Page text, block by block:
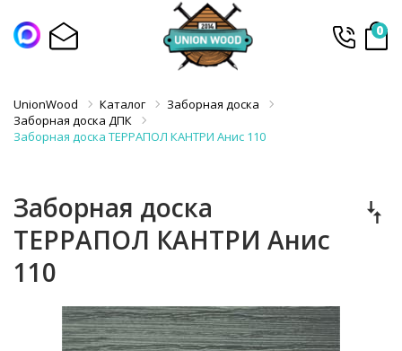
0
UnionWood Каталог
Заборная доска
Заборная доска ДПК
Заборная доска ТЕРРАПОЛ КАНТРИ Анис 110
Заборная доска
ТЕРРАПОЛ КАНТРИ Анис
110